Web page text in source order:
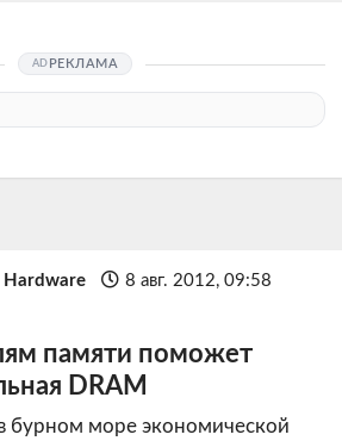
РЕКЛАМА
Hardware
8 авг. 2012, 09:58
памяти поможет
DRAM
бурном море экономической